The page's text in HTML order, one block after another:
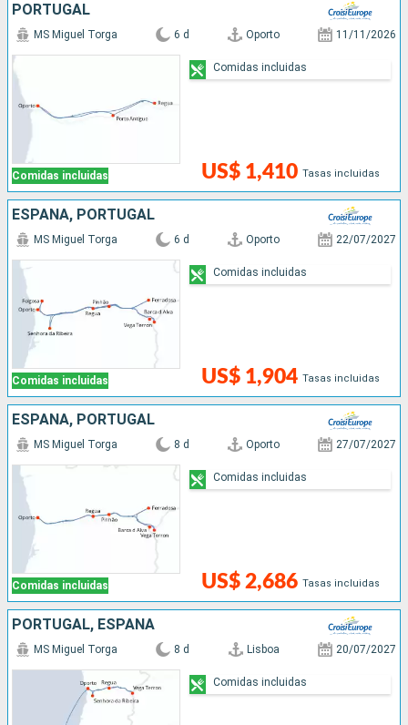
PORTUGAL
Comidas incluidas
MS Miguel Torga 6 d Oporto 11/11/2026
US$ 1,410 Tasas incluidas
Comidas incluidas
ESPAÑA, PORTUGAL
Comidas incluidas
MS Miguel Torga 6 d Oporto 22/07/2027
US$ 1,904 Tasas incluidas
Comidas incluidas
ESPAÑA, PORTUGAL
Comidas incluidas
MS Miguel Torga 8 d Oporto 27/07/2027
US$ 2,686 Tasas incluidas
Comidas incluidas
PORTUGAL, ESPAÑA
MS Miguel Torga 8 d Lisboa 20/07/2027
Comidas incluidas